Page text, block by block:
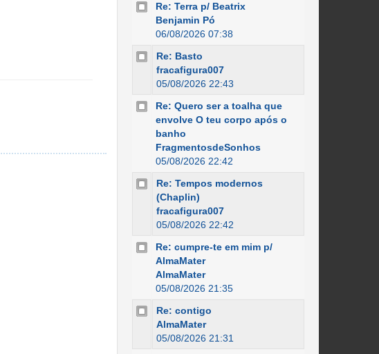
Re: Terra p/ Beatrix
Benjamin Pó
06/08/2026 07:38
Re: Basto
fracafigura007
05/08/2026 22:43
Re: Quero ser a toalha que
envolve O teu corpo após o
banho
FragmentosdeSonhos
05/08/2026 22:42
Re: Tempos modernos
(Chaplin)
fracafigura007
05/08/2026 22:42
Re: cumpre-te em mim p/
AlmaMater
AlmaMater
05/08/2026 21:35
Re: contigo
AlmaMater
05/08/2026 21:31